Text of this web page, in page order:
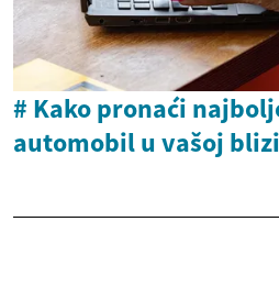
# Kako pronaći
automobil u vašoj